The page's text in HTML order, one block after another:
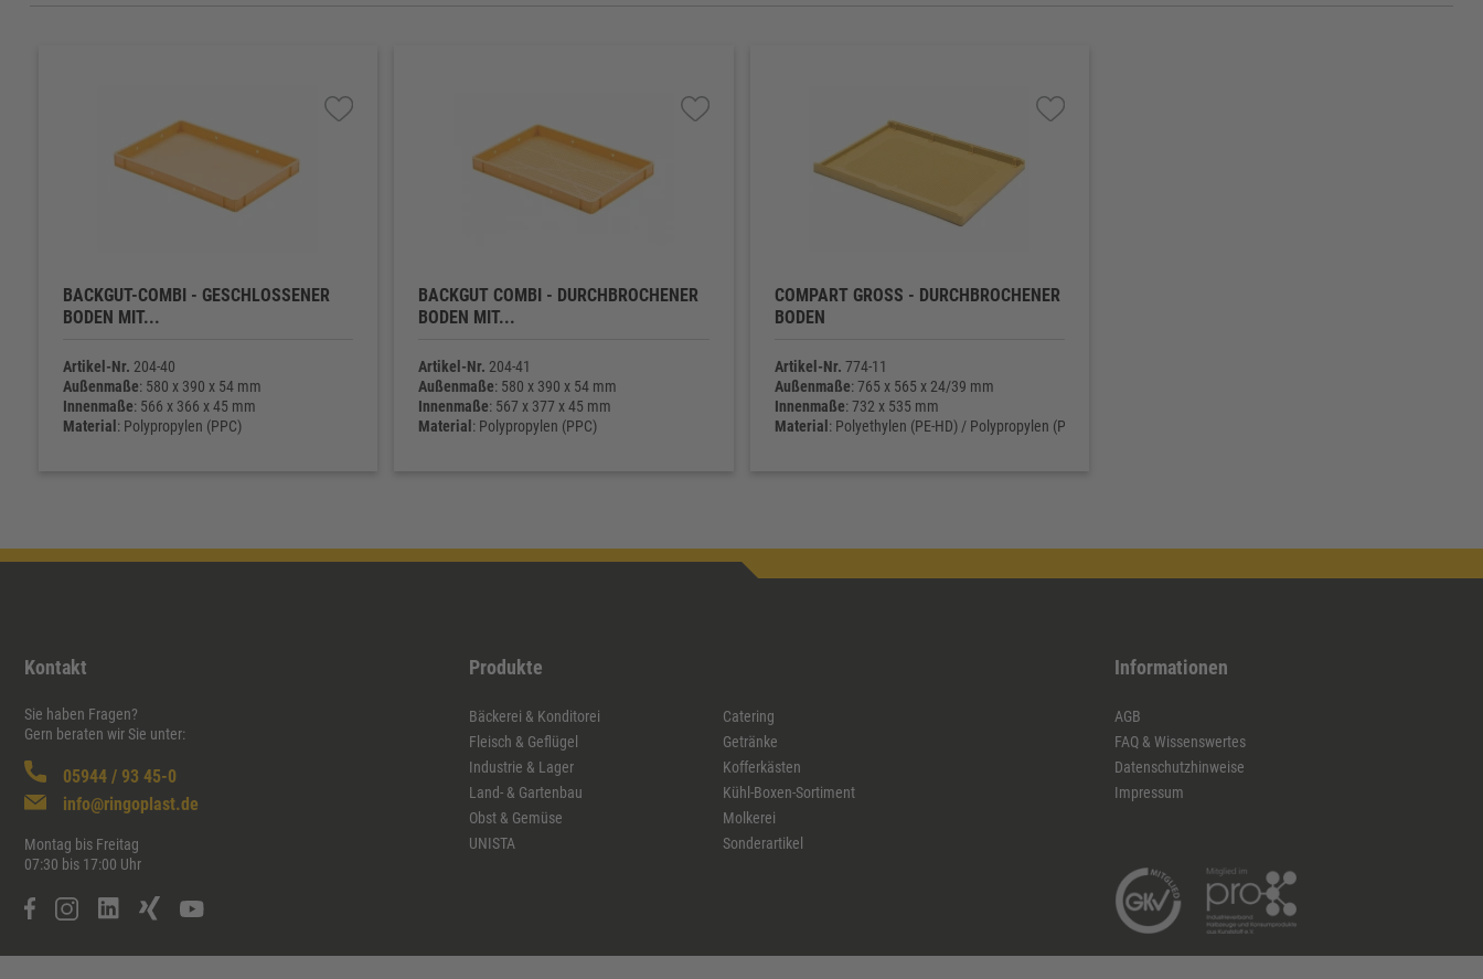
BACKGUT-COMBI - GESCHLOSSENER
BODEN MIT...
Artikel-Nr. 204-40
Außenmaße: 580 x 390 x 54 mm
Innenmaße: 566 x 366 x 45 mm
Material : Polypropylen (PPC)
BACKGUT COMBI - DURCHBROCHENER
BODEN MIT...
Artikel-Nr. 204-41
Außenmaße: 580 x 390 x 54 mm
Innenmaße: 567 x 377 x 45 mm
Material : Polypropylen (PPC)
COMPART GROSS - DURCHBROCHENER B
ODEN
Artikel-Nr. 774-11
Außenmaße: 765 x 565 x 24/39 mm
Innenmaße: 732 x 535 mm
Material : Polyethylen (PE-HD) / Polypropylen (PPC) - lebensmittelecht
Kontakt
Sie haben Fragen?
Gern beraten wir Sie unter:
05944 / 93 45-0
info@ringoplast.de
Montag bis Freitag
07:30 bis 17:00 Uhr
Produkte
Bäckerei & Konditorei
Fleisch & Geflügel
Industrie & Lager
Land- & Gartenbau
Obst & Gemüse
UNISTA
Catering
Getränke
Kofferkästen
Kühl-Boxen-Sortiment
Molkerei
Sonderartikel
Informationen
AGB
FAQ & Wissenswertes
Datenschutzhinweise
Impressum